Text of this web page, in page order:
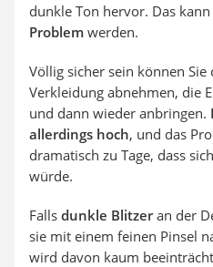
dunkle Ton hervor. Das kann
Problem werden.
Völlig sicher sein können
Verkleidung abnehmen, die
und dann wieder anbringen.
allerdings hoch, und das
dramatisch zu Tage, dass
würde.
Falls dunkle Blitzeran der
sie mit einem feinen Pinsel
wird davon kaum